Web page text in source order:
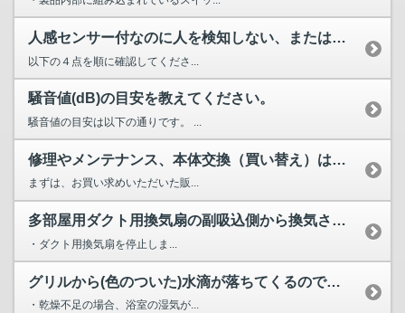
人感センサー付なのに人を検知しない、または検知感度が鈍く、...
以下の４点を順に確認してくださ...
騒音値(dB)の目安を教えてください。
騒音値の目安は以下の通りです。 ...
修理やメンテナンス、本体交換（買い替え）は、どこに依頼すれ...
まずは、お買い求めいただいた販...
多部屋用ダクト用換気扇の副吸込側から換気されないですが、異...
・ダクト用換気扇を停止しま...
グリルから(色のついた)水滴が落ちてくるのですが、異常でし...
・乾燥不足の場合、浴室の湿気が...